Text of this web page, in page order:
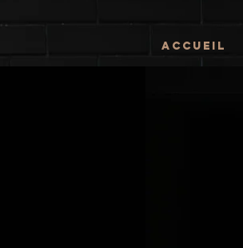
Accueil